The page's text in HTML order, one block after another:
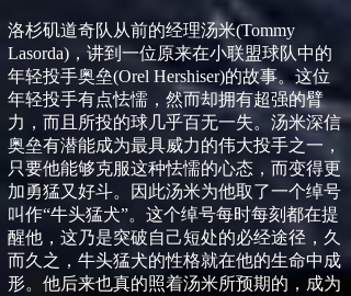
洛杉矶道奇队从前的经理汤米(Tommy
Lasorda) ，讲到一位原来在小联盟球队中的
年轻投手奥垒(Orel Hershiser)的故事。这位
年轻投手有点怯懦，然而却拥有超强的臂
力，而且所投的球几乎百无一失。汤米深信
奥垒有潜能成为最具威力的伟大投手之一，
只要他能够克服这种怯懦的心态，而变得更
加勇猛又好斗。因此汤米为他取了一个绰号
叫作“牛头猛犬”。这个绰号每时每刻都在提
醒他，这乃是突破自己短处的必经途径，久
而久之，牛头猛犬的性格就在他的生命中成
形。他后来也真的照着汤米所预期的，成为